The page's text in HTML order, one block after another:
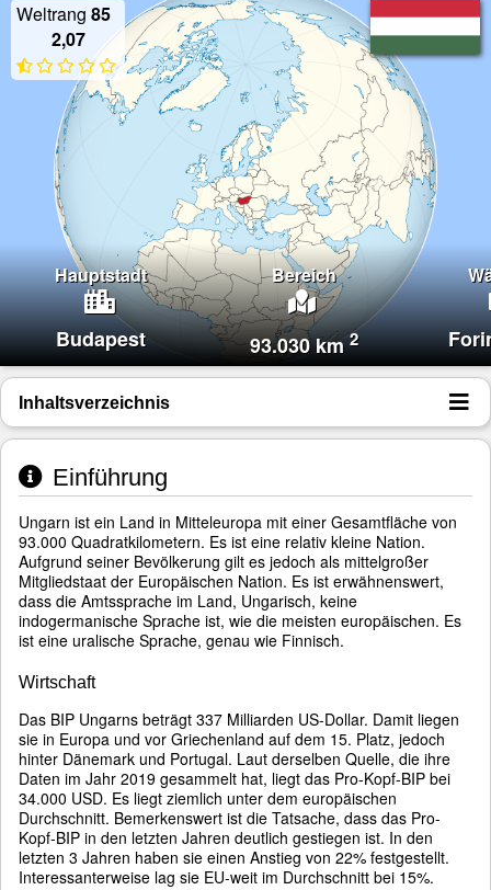
Weltrang 85
2,07
Hauptstadt Bereich
Budapest 93.030 km2
Inhaltsverzeichnis
Einführung
Ungarn ist ein Land in Mitteleuropa mit einer Gesamtfläche von
93.000 Quadratkilometern. Es ist eine relativ kleine Nation.
Aufgrund seiner Bevölkerung gilt es jedoch als mittelgroßer
Mitgliedstaat der Europäischen Nation. Es ist erwähnenswert,
dass die Amtssprache im Land, Ungarisch, keine
indogermanische Sprache ist, wie die meisten europäischen. Es
ist eine uralische Sprache, genau wie Finnisch.
Wirtschaft
Das BIP Ungarns beträgt 337 Milliarden US-Dollar. Damit liegen
sie in Europa und vor Griechenland auf dem 15. Platz, jedoch
hinter Dänemark und Portugal. Laut derselben Quelle, die ihre
Daten im Jahr 2019 gesammelt hat, liegt das Pro-Kopf-BIP bei
34.000 USD. Es liegt ziemlich unter dem europäischen
Durchschnitt. Bemerkenswert ist die Tatsache, dass das Pro-
Kopf-BIP in den letzten Jahren deutlich gestiegen ist. In den
letzten 3 Jahren haben sie einen Anstieg von 22% festgestellt.
Interessanterweise lag sie EU-weit im Durchschnitt bei 15%.